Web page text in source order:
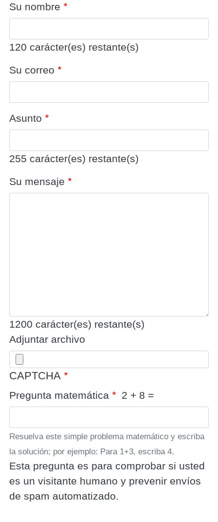
Su nombre
120 carácter(es) restante(s)
Su correo
Asunto
255 carácter(es) restante(s)
Su mensaje
1200 carácter(es) restante(s)
Adjuntar archivo
CAPTCHA
Pregunta matemática 2 + 8 =
Resuelva este simple problema matemático y escriba
la solución; por ejemplo: Para 1+3, escriba 4.
Esta pregunta es para comprobar si usted
es un visitante humano y prevenir envíos
de spam automatizado.